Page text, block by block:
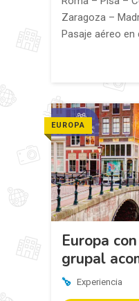
Zaragoza –
Pasaje aéreo en
EUROPA
Europa
grupal
Experiencia